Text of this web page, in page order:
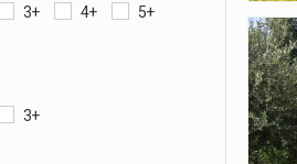
3+ 4+ 5+
3+
dels
l'usuari.